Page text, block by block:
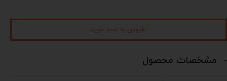
افزودن به سبد خرید
مشخصات محصول